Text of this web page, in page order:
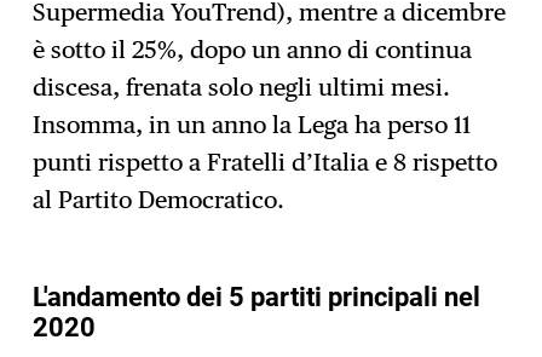
Supermedia YouTrend), mentre a dicembre
è sotto il 25%, dopo un anno di continua
discesa, frenata solo negli ultimi mesi.
Insomma, in un anno la Lega ha perso 11
punti rispetto a Fratelli d’Italia e 8 rispetto
al Partito Democratico.